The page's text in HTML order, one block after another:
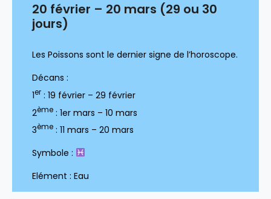
20 février – 20 mars (29 ou 30
jours)
Les Poissons sont le dernier signe de l’horoscope.
Décans :
1er: 19 février – 29 février
2ème: 1er mars – 10 mars
3ème: 11 mars – 20 mars
Symbole :
Elément : Eau